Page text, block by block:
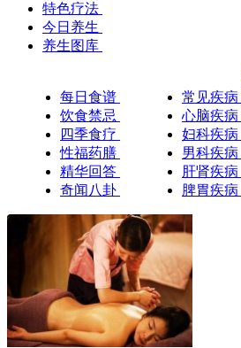
特色疗法
今日养生
养生图库
每日食谱
饮食禁忌
四季食疗
性福药膳
精华回答
奇闻八卦
常见疾病
心脑疾病
妇科疾病
男科疾病
肝肾疾病
脾胃疾病